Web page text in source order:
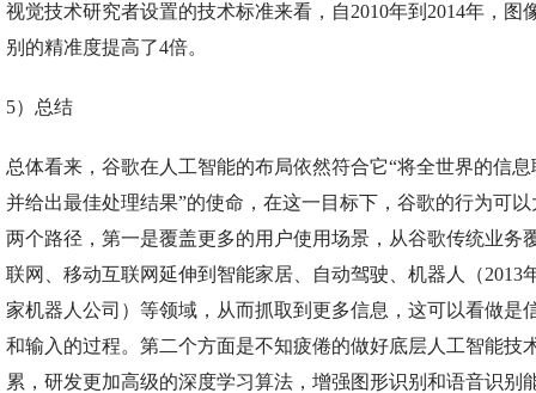
视觉技术研究者设置的技术标准来看，自2010年到2014年，图
别的精准度提高了4倍。
5）总结
总体看来，谷歌在人工智能的布局依然符合它“将全世界的信
并给出最佳处理结果”的使命，在这一目标下，谷歌的行为可
两个路径，第一是覆盖更多的用户使用场景，从谷歌传统业务
联网、移动互联网延伸到智能家居、自动驾驶、机器人（2013
家机器人公司）等领域，从而抓取到更多信息，这可以看做是
和输入的过程。第二个方面是不知疲倦的做好底层人工智能技
累，研发更加高级的深度学习算法，增强图形识别和语音识别